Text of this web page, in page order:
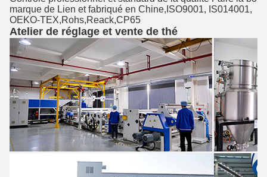
marque de Lien et fabriqué en Chine,ISO9001, IS014001,
OEKO-TEX,Rohs,Reack,CP65
Atelier de réglage et vente de thé